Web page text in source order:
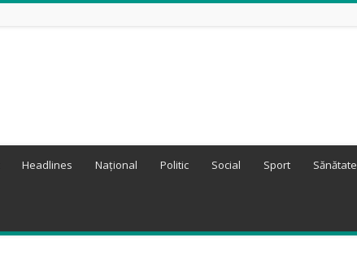
Headlines Național Politic Social Sport Sănătate